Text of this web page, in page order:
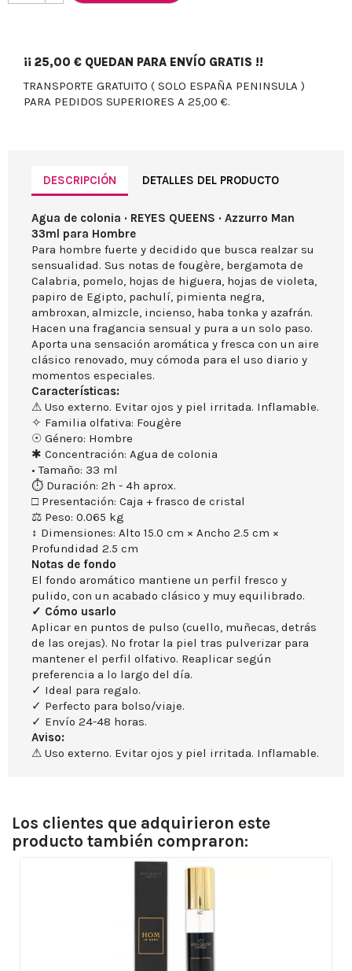
¡¡ 25,00 € QUEDAN PARA ENVÍO GRATIS !!
TRANSPORTE GRATUITO ( SOLO ESPAÑA PENINSULA )
PARA PEDIDOS SUPERIORES A 25,00 €.
DESCRIPCIÓN DETALLES DEL PRODUCTO
Agua de colonia · REYES QUEENS · Azzurro Man
33ml para Hombre
Para hombre fuerte y decidido que busca realzar su
sensualidad. Sus notas de fougère, bergamota de
Calabria, pomelo, hojas de higuera, hojas de violeta,
papiro de Egipto, pachulí, pimienta negra,
ambroxan, almizcle, incienso, haba tonka y azafrán.
Hacen una fragancia sensual y pura a un solo paso.
Aporta una sensación aromática y fresca con un aire
clásico renovado, muy cómoda para el uso diario y
momentos especiales.
Características:
⚠ Uso externo. Evitar ojos y piel irritada. Inflamable.
✧ Familia olfativa: Fougère
☉ Género: Hombre
✱ Concentración: Agua de colonia
• Tamaño: 33 ml
⏱ Duración: 2h - 4h aprox.
□ Presentación: Caja + frasco de cristal
⚖ Peso: 0.065 kg
↕ Dimensiones: Alto 15.0 cm × Ancho 2.5 cm ×
Profundidad 2.5 cm
Notas de fondo
El fondo aromático mantiene un perfil fresco y
pulido, con un acabado clásico y muy equilibrado.
✓ Cómo usarlo
Aplicar en puntos de pulso (cuello, muñecas, detrás
de las orejas). No frotar la piel tras pulverizar para
mantener el perfil olfativo. Reaplicar según
preferencia a lo largo del día.
✓ Ideal para regalo.
✓ Perfecto para bolso/viaje.
✓ Envío 24-48 horas.
Aviso:
⚠ Uso externo. Evitar ojos y piel irritada. Inflamable.
Los clientes que adquirieron este
producto también compraron: